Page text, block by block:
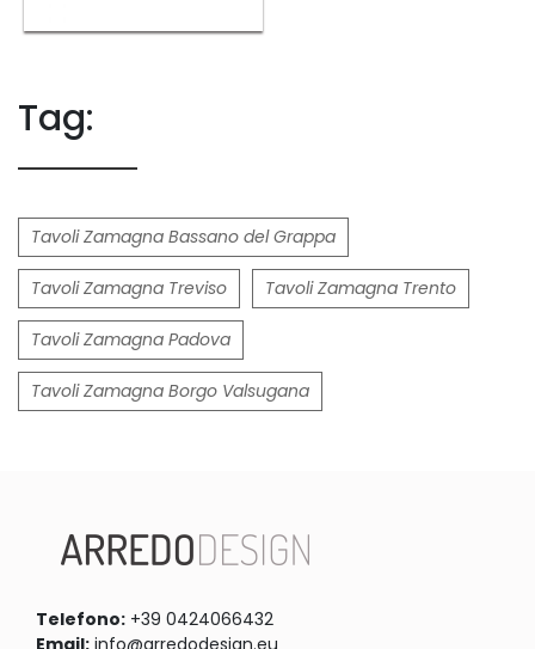
Tag:
Tavoli Zamagna Bassano del Grappa
Tavoli Zamagna Treviso Tavoli Zamagna Trento
Tavoli Zamagna Padova
Tavoli Zamagna Borgo Valsugana
Telefono: +39 0424066432
Email: info@arredodesign.eu